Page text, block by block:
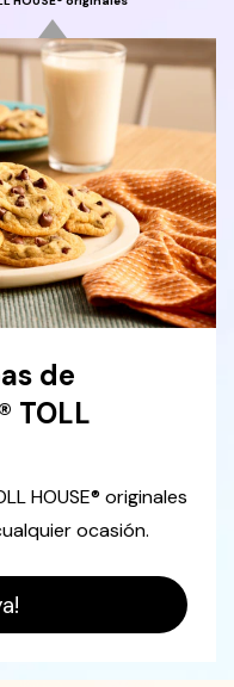
de
TOLL
HOUSE® originales
ocasión.